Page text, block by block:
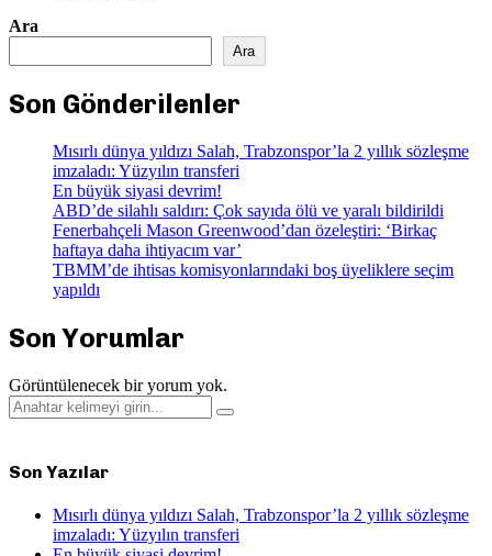
Ara
Ara
Son Gönderilenler
Mısırlı dünya yıldızı Salah, Trabzonspor’la 2 yıllık sözleşme
imzaladı: Yüzyılın transferi
En büyük siyasi devrim!
ABD’de silahlı saldırı: Çok sayıda ölü ve yaralı bildirildi
Fenerbahçeli Mason Greenwood’dan özeleştiri: ‘Birkaç
haftaya daha ihtiyacım var’
TBMM’de ihtisas komisyonlarındaki boş üyeliklere seçim
yapıldı
Son Yorumlar
Görüntülenecek bir yorum yok.
Search
for:
Search
Son Yazılar
Mısırlı dünya yıldızı Salah, Trabzonspor’la 2 yıllık sözleşme
imzaladı: Yüzyılın transferi